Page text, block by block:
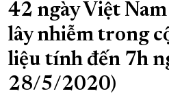
THẾ GIỚI MULTIMEDIA VIDEO
PODCAST THÔNG TIN - QUẢNG
QUY HOẠCH TỈNH KHÁNH HÒA
TRƯỜNG SA BIỂN ĐẢO QUÊ HƯƠNG
42 ngày Việt
lây nhiễm trong
liệu tính đến 7h
28/5/2020)